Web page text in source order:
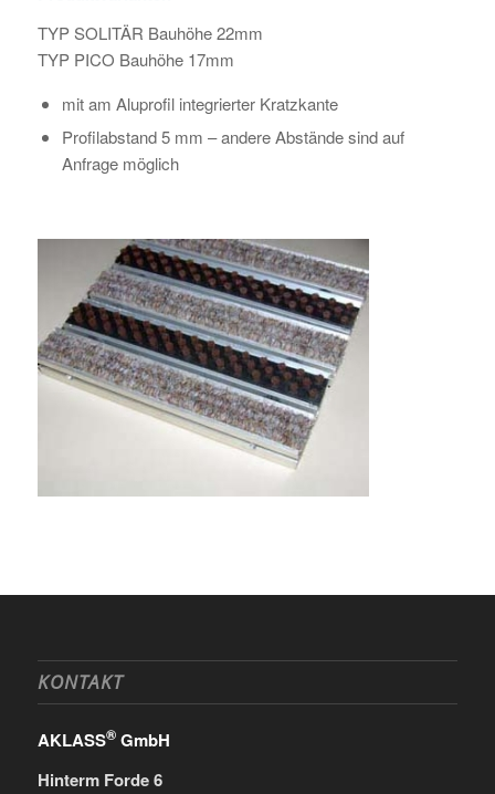
TYP SOLITÄR Bauhöhe 22mm
TYP PICO Bauhöhe 17mm
mit am Aluprofil integrierter Kratzkante
Profilabstand 5 mm – andere Abstände sind auf
Anfrage möglich
KONTAKT
AKLASS®GmbH
Hinterm Forde 6